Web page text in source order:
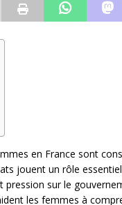
en France sont
jouent un rôle
sur le
les femmes à